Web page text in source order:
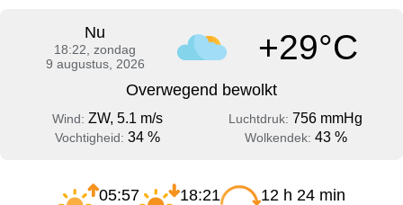
Nu
18:22, zondag
9 augustus, 2026
+29°C
Overwegend bewolkt
Wind: ZW, 5.1 m/s Luchtdruk: 756 mmHg
Vochtigheid: 34 % Wolkendek: 43 %
05:57 18:21 12 h 24 min